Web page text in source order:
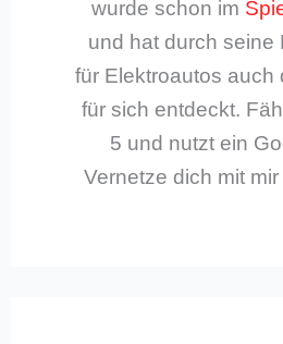
wurde schon im
und hat durch seine
für Elektroautos auch
für sich entdeckt.
5 und nutzt ein
Vernetze dich mit